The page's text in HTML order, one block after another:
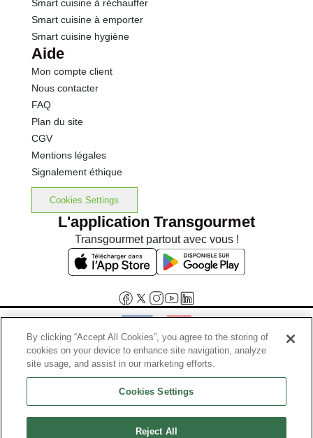
Smart cuisine à réchauffer
Smart cuisine à emporter
Smart cuisine hygiène
Aide
Mon compte client
Nous contacter
FAQ
Plan du site
CGV
Mentions légales
Signalement éthique
Cookies Settings
L'application Transgourmet
Transgourmet partout avec vous !
Interdiction de vente de boissons alcooliques aux mineurs de
moins de 18 ans
La preuve de majorité de l'acheteur est exigée au moment de la vente
Code de la santé publique, Aar.l.3342-1 et l.3353-3
By clicking “Accept All Cookies”, you agree to the storing of
cookies on your device to enhance site navigation, analyze
site usage, and assist in our marketing efforts.
Cookies Settings
Reject All